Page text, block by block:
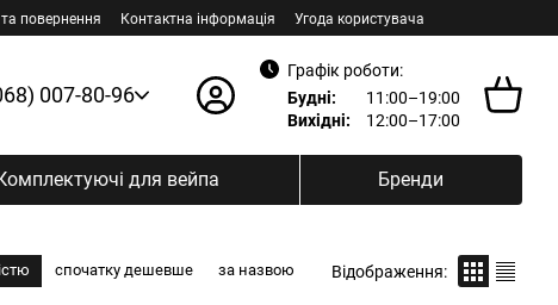
повернення Контактна інформація Угода користувача
007-80-96
Графік роботи:
Будні:
11:00–19:00
Вихідні:
12:00–17:00
для вейпа Бренди
спочатку дешевше за назвою Відображення: